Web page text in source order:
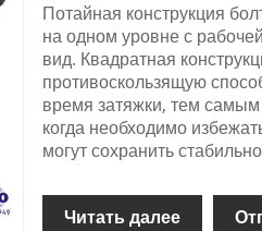
Потайная конструкция
на одном уровне с
вид. Квадратная
противоскользящую
время затяжки, тем
когда необходимо
могут сохранить
Читать далее